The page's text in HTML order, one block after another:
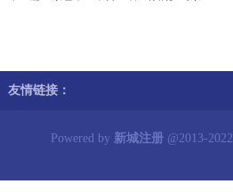
友情链接：
Powered by 新城注册 @2013-2022